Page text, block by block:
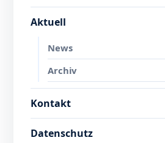
Aktuell
News
Archiv
Kontakt
Datenschutz